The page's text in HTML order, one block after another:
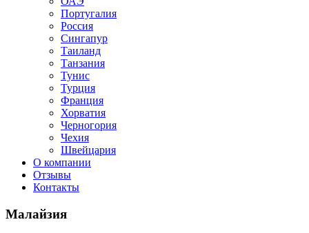
Португалия
Россия
Сингапур
Таиланд
Танзания
Тунис
Турция
Франция
Хорватия
Черногория
Чехия
Швейцария
О компании
Отзывы
Контакты
Малайзия